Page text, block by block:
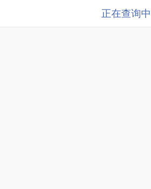
正在查询中